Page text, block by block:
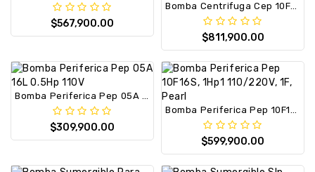
$567,900.00
$811,900.00
$309,900.00
$599,900.00